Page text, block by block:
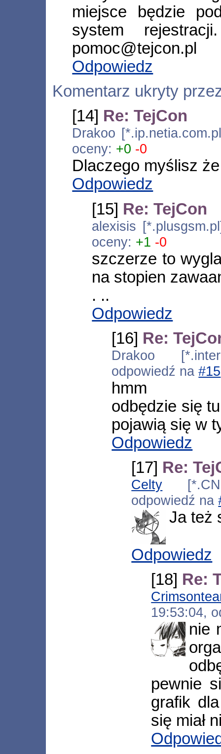
miejsce będzie
system
pomoc@tejcon.pl
Odpowiedz
Komentarz ukryty
[14] Re: TejCon
Drakoo
oceny: +0 -0
Dlaczego myślisz
Odpowiedz
[15] Re: TejCon
alexisis
oceny: +1 -0
szczerze to
na stopien
. ..
Odpowiedz
[16] Re:
Drakoo
odpowiedź na#15
hmm
odbędzie się
pojawią się w
Odpowiedz
[17] Re:
Celty
odpowiedź na
Ja też
Odpowiedz
[18] Re:
19:53:04,
nie
pewnie
grafik
się miał